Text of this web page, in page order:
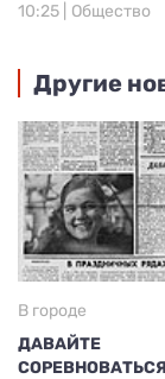
10:25 | Общество
Другие
В городе
ДАВАЙТЕ